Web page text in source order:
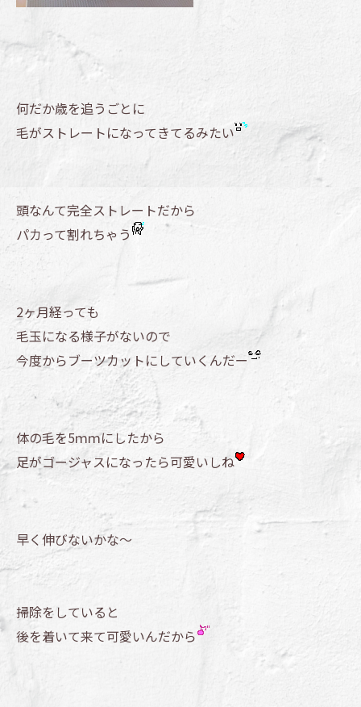
何だか歳を追うごとに
毛がストレートになってきてるみたい
頭なんて完全ストレートだから
パカって割れちゃう
2ヶ月経っても
毛玉になる様子がないので
今度からブーツカットにしていくんだー
体の毛を5ｍｍにしたから
足がゴージャスになったら可愛いしね
早く伸びないかな～
掃除をしていると
後を着いて来て可愛いんだから